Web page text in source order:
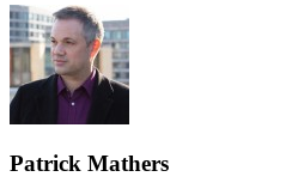
Patrick Mathers